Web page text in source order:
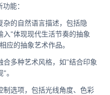
能：
杂的自然语言描述，包括隐
"体现现代生活节奏的抽象
应的抽象艺术作品。
合多种艺术风格，如"结合印象
。
制选项，包括光线角度、色彩